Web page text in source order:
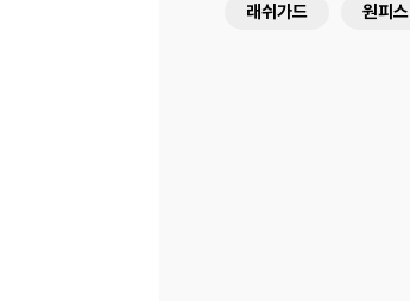
래쉬가드 원피스